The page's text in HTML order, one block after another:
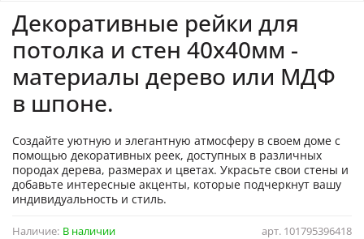
арт. 101795396418
Наличие: В наличии
Декоративные рейки для
потолка и стен 40х40мм -
материалы дерево или МДФ
в шпоне.
Создайте уютную и элегантную атмосферу в своем доме с
помощью декоративных реек, доступных в различных
породах дерева, размерах и цветах. Украсьте свои стены и
добавьте интересные акценты, которые подчеркнут вашу
индивидуальность и стиль.